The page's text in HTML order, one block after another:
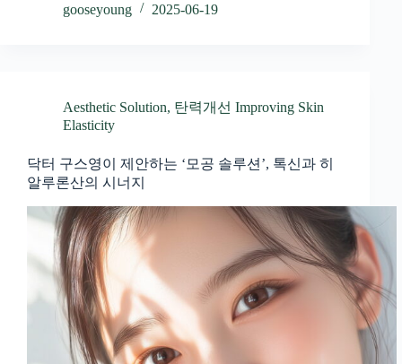
gooseyoung
2025-06-19
Aesthetic Solution, 탄력개선 Improving Skin
Elasticity
닥터 구스영이 제안하는 ‘모공 솔루션’, 톡신과 히
알루론산의 시너지